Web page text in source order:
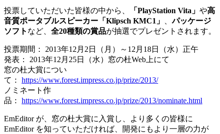
投票していただいた皆様の中から、 「PlayStation Vita」 や高
音質ポータブルスピーカー「Klipsch KMC1」
、パッケージ
ソフト など、 全20種類の賞品が抽選でプレゼントされます。
投票期間： 2013年12月2日（月）～12月18日（水）正午
発表： 2013年12月25日（水）窓の杜Web上にて
窓の杜大賞につい
て： https://www.forest.impress.co.jp/prize/2013/
ノミネート作
品： https://www.forest.impress.co.jp/prize/2013/nominate.html
EmEditor が、窓の杜大賞に入賞し、より多くの皆様に
EmEditor を知っていただければ、開発にもより一層の力が